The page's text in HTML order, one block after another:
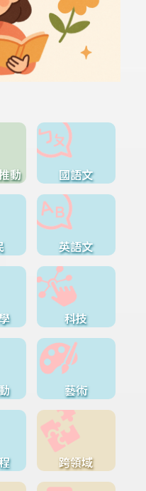
動 國語文
英語文
科技
藝術
跨領域